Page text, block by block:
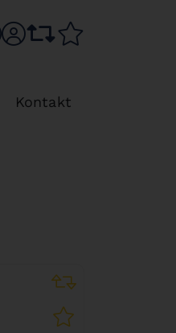
Choose language
sr.accountcomparison list
Kontakt